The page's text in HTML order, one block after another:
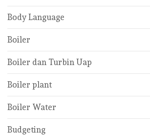
Body Language
Boiler
Boiler dan Turbin Uap
Boiler plant
Boiler Water
Budgeting